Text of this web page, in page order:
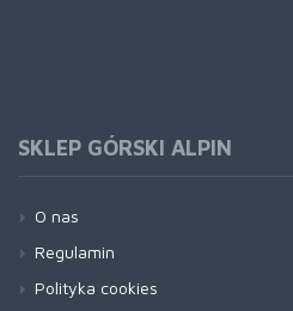
SKLEP GÓRSKI ALPIN
O nas
Regulamin
Polityka cookies